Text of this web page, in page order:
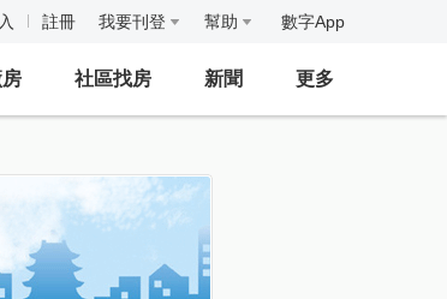
註冊 我要刊登 幫助 數字App
社區找房 新聞 更多